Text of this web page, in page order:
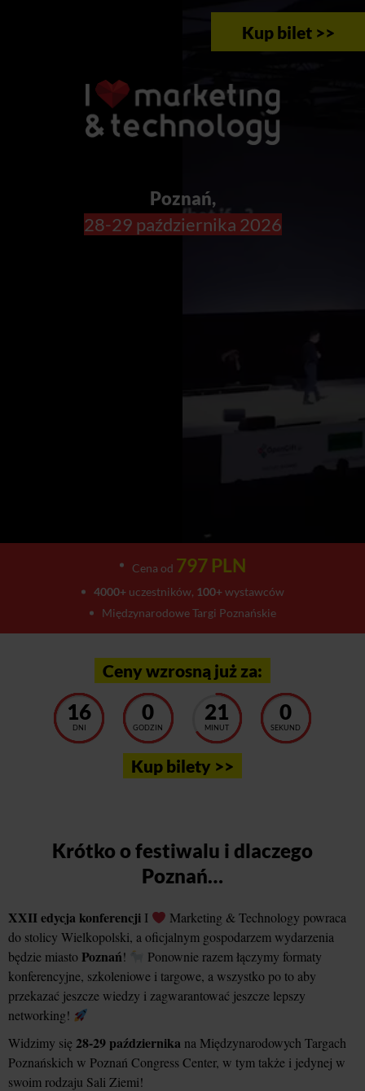
Kup bilet >>
Poznań,
28-29 października 2026
Cena od 797 PLN
4000+uczestników, 100+wystawców
Międzynarodowe Targi Poznańskie
Ceny wzrosną już za:
16
DNI
0
GODZIN
20
MINUT
56
SEKUND
Kup bilety >>
Krótko o festiwalu i dlaczego
Poznań…
XXII edycja konferencji I
Marketing & Technology powraca
do stolicy Wielkopolski, a oficjalnym gospodarzem wydarzenia
będzie miasto Poznań!
Ponownie razem łączymy formaty
konferencyjne, szkoleniowe i targowe, a wszystko po to aby
przekazać jeszcze wiedzy i zagwarantować jeszcze lepszy
networking!
Widzimy się28-29 października na Międzynarodowych Targach
Poznańskich w Poznań Congress Center, w tym także i jedynej w
swoim rodzaju Sali Ziemi!